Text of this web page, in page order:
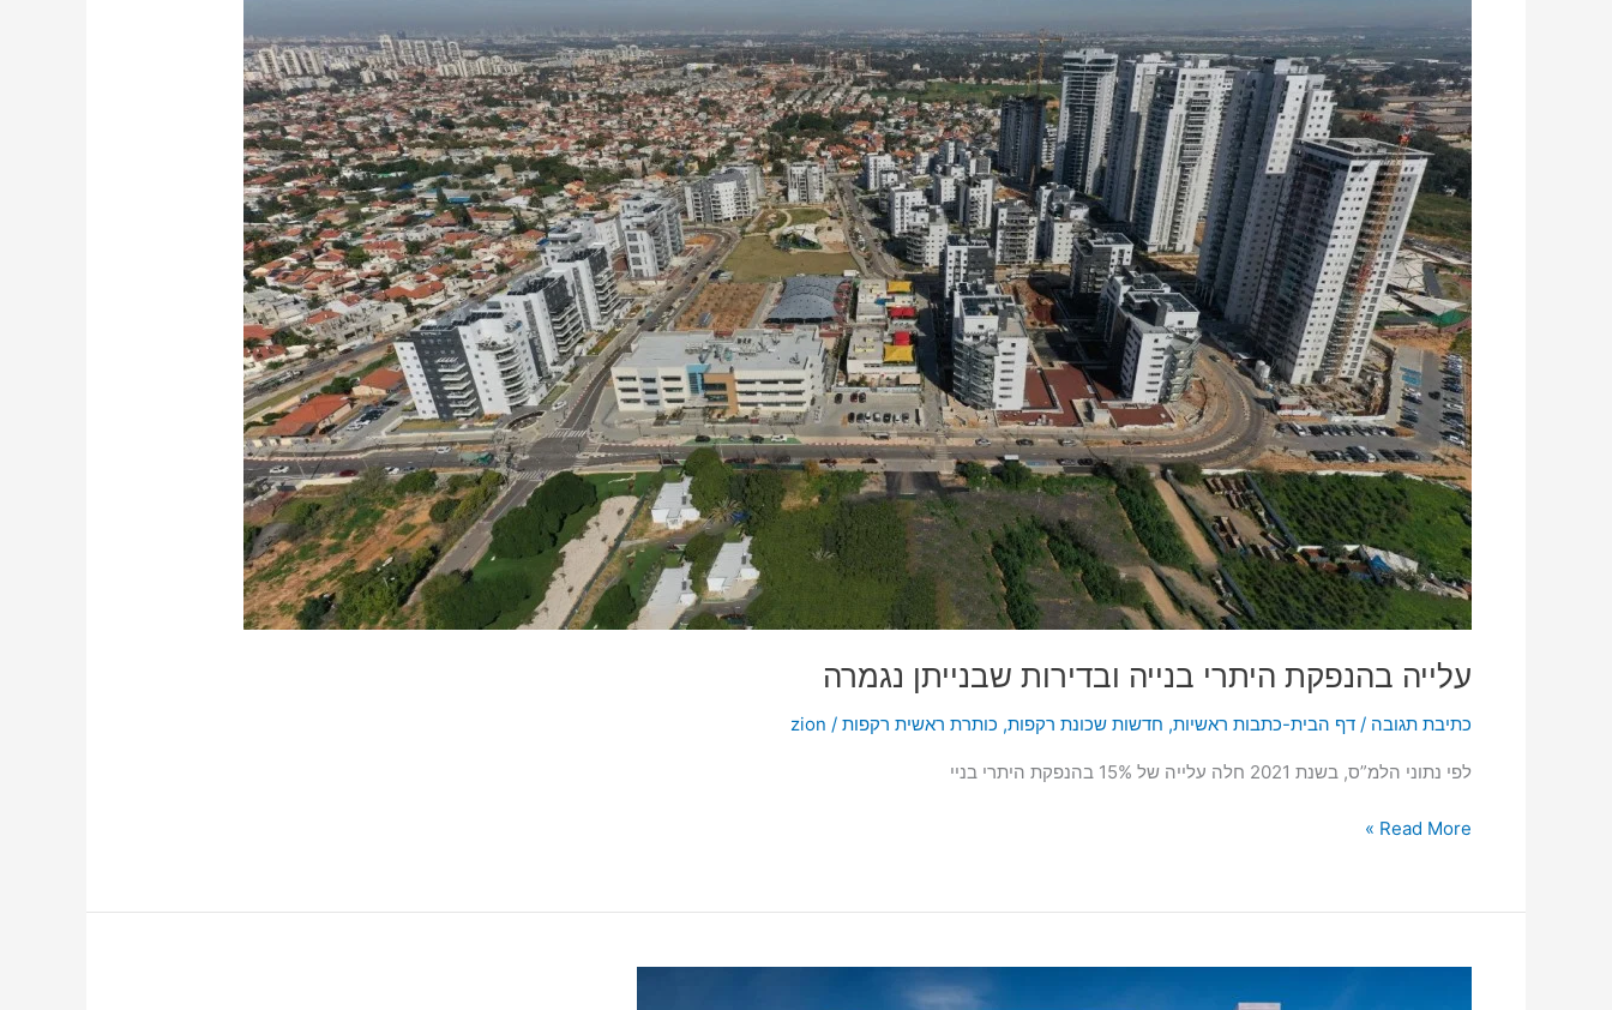
עלייה בהנפקת היתרי בנייה ובדירות שבנייתן נגמרה
כתיבת תגובה / דף הבית-כתבות ראשיות, חדשות שכונת רקפות, כותרת ראשית רקפות /
zion
לפי נתוני הלמ”ס, בשנת 2021 חלה עלייה של 15% בהנפקת היתרי בניי
בהנפקת
היתרי
בנייה
ובדירות
שבנייתן
נגמרה
Read More »